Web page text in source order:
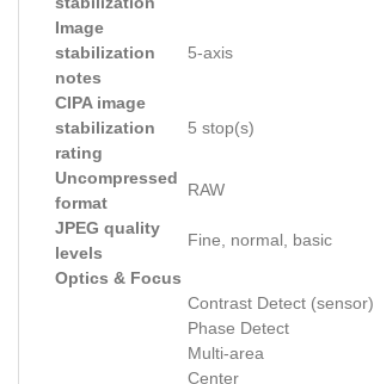
Image
stabilization
notes
5-axis
CIPA image
stabilization
rating
5 stop(s)
Uncompressed
format
RAW
JPEG quality
levels
Fine, normal, basic
Optics & Focus
Contrast Detect (sensor)
Phase Detect
Multi-area
Center